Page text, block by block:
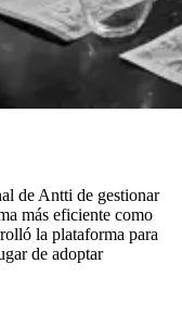
de Antti de gestionar
más eficiente como
la plataforma para
de adoptar